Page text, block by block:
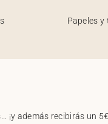
Papeles
además recibirás un